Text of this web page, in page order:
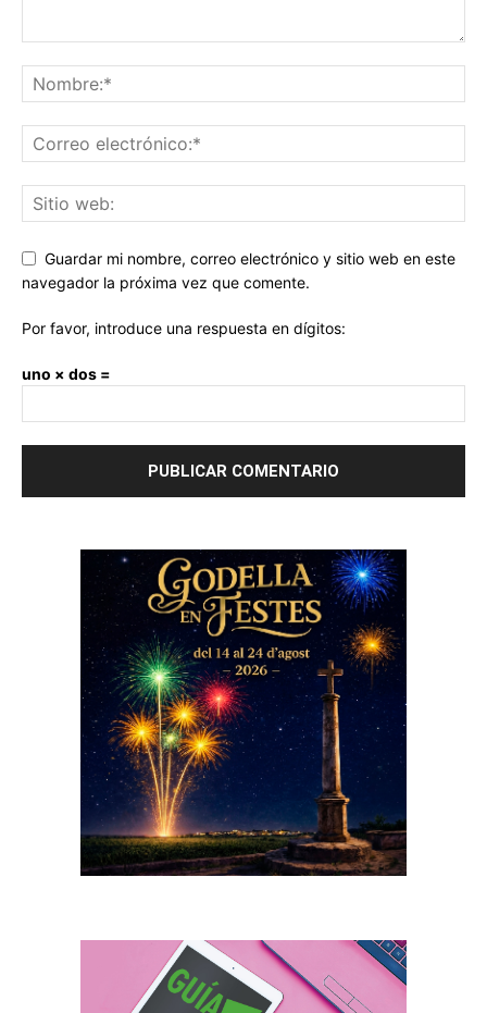
Guardar mi nombre, correo electrónico y sitio web en este
navegador la próxima vez que comente.
Por favor, introduce una respuesta en dígitos:
uno × dos =